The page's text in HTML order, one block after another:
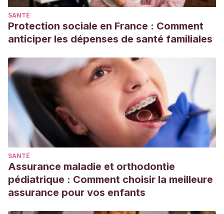
SANTÉ
Protection sociale en France : Comment
anticiper les dépenses de santé familiales
SANTÉ
Assurance maladie et orthodontie
pédiatrique : Comment choisir la meilleure
assurance pour vos enfants